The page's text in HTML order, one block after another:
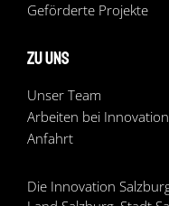
Geförderte Projekte
Zu uns
Unser Team
Arbeiten bei
Anfahrt
Die Innovation